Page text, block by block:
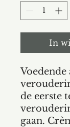
In
Voedende
de eerste
gaan.